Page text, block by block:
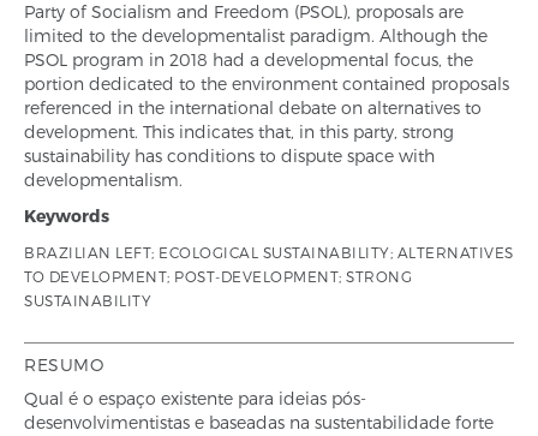
Party of Socialism and Freedom (PSOL), proposals are
limited to the developmentalist paradigm. Although the
PSOL program in 2018 had a developmental focus, the
portion dedicated to the environment contained proposals
referenced in the international debate on alternatives to
development. This indicates that, in this party, strong
sustainability has conditions to dispute space with
developmentalism.
Keywords
BRAZILIAN LEFT; ECOLOGICAL SUSTAINABILITY; ALTERNATIVES
TO DEVELOPMENT; POST-DEVELOPMENT; STRONG
SUSTAINABILITY
RESUMO
Qual é o espaço existente para ideias pós-
desenvolvimentistas e baseadas na sustentabilidade forte